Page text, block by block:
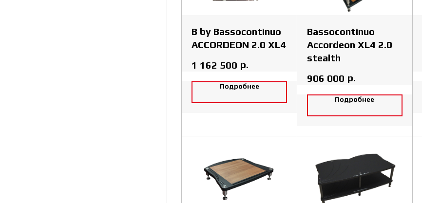
B by Bassocontinuo
ACCORDEON 2.0 XL4
1 162 500 р.
Подробнее
Bassocontinuo
Accordeon XL4 2.0
stealth
906 000 р.
Подробнее